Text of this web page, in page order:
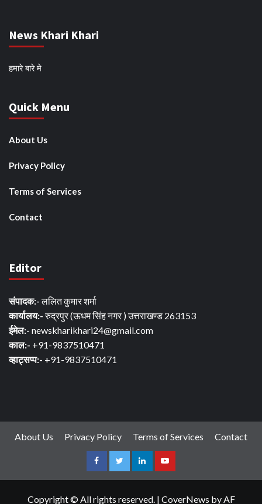
News Khari Khari
हमारे बारे मे
Quick Menu
About Us
Privacy Policy
Terms of Services
Contact
Editor
संपादक:-ललित कुमार शर्मा
कार्यालय:-रुद्रपुर (ऊधम सिंह नगर ) उत्तराखण्ड 263153
ईमेल:- newskharikhari24@gmail.com
काल:- +91-9837510471
व्हाट्सप्प:- +91-9837510471
About Us Privacy Policy Terms of Services Contact
FacebookTwitterLinkedinYoutube
Copyright © All rights reserved. | CoverNews by AF